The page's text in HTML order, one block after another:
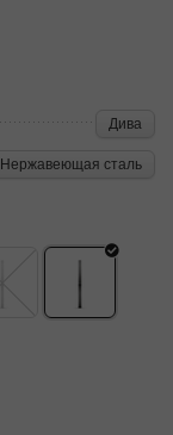
Дива
Нержавеющая сталь